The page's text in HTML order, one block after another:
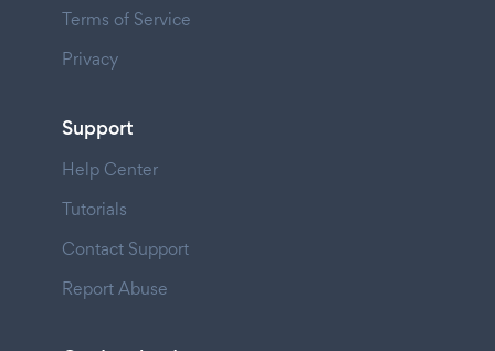
Terms of Service
Privacy
Support
Help Center
Tutorials
Contact Support
Report Abuse